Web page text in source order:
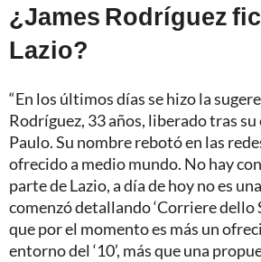
¿James Rodríguez
Lazio?
“En los últimos días se hizo la
Rodríguez, 33 años, liberado tras su
Paulo. Su nombre rebotó en las
ofrecido a medio mundo. No hay
parte de Lazio, a día de hoy no es
comenzó detallando ‘Corriere dello
que por el momento es más un
entorno del ‘10’, más que una